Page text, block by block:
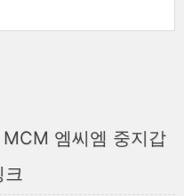
엠씨엠 중지갑
크